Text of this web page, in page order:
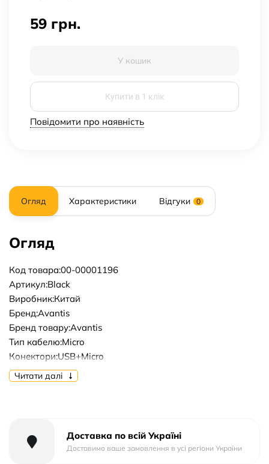
59 грн.
У кошик
Купити в 1 клік
Повідомити про наявність
Огляд Характеристики Відгуки 0
Огляд
Код товара:00-00001196
Артикул:Black
Виробник:Китай
Бренд:Avantis
Бренд товару:Avantis
Тип кабелю:Micro
Конектори:USB+Micro
Довжина кабелю, м:1.2m
Читати далі
Доставка по всій Україні
Доставимо ваше замовлення в усі регіони України